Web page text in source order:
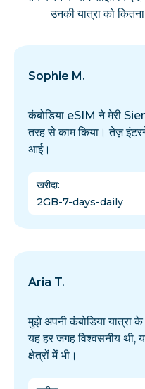
उनकी यात्रा को
Sophie M.
कंबोडिया eSIM ने मेरी
तरह से काम किया। तेज़
आई।
खरीदा:
2GB-7-days-daily
Aria T.
मुझे अपनी कंबोडिया यात्रा
यह हर जगह विश्वसनीय थी,
क्षेत्रों में भी।